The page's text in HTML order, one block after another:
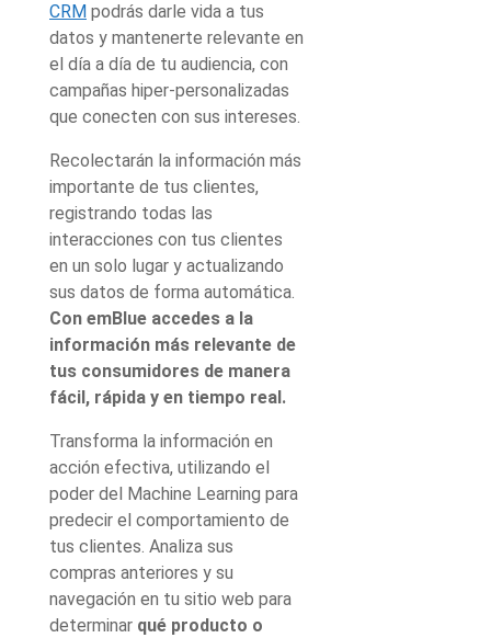
CRM podrás darle vida a tus
datos y mantenerte relevante en
el día a día de tu audiencia, con
campañas hiper-personalizadas
que conecten con sus intereses.
Recolectarán la información más
importante de tus clientes,
registrando todas las
interacciones con tus clientes
en un solo lugar y actualizando
sus datos de forma automática.
Con emBlue accedes a la
información más relevante de
tus consumidores de manera
fácil, rápida y en tiempo real.
Transforma la información en
acción efectiva, utilizando el
poder del Machine Learning para
predecir el comportamiento de
tus clientes. Analiza sus
compras anteriores y su
navegación en tu sitio web para
determinar qué producto o